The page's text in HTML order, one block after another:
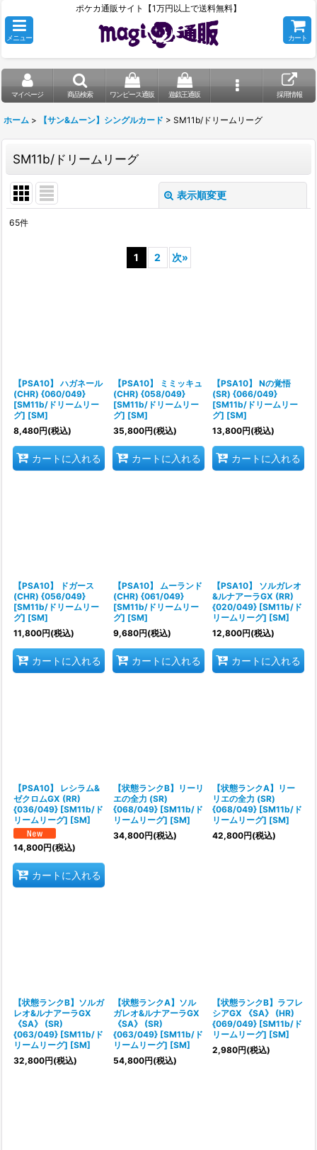
ポケカ通販サイト【1万円以上で送料無料】
メニュー カート
マイページ 商品検索 ワンピース通販 遊戯王通販 採用情報
ホーム > 【サン&ムーン】シングルカード > SM11b/ドリームリーグ
SM11b/ドリームリーグ
表示順変更
65件
1 2 次»
【PSA10】 ハガネール
(CHR) {060/049}
[SM11b/ドリームリー
グ] [SM]
8,480円(税込)
カートに入れる
【PSA10】 ミミッキュ
(CHR) {058/049}
[SM11b/ドリームリー
グ] [SM]
35,800円(税込)
カートに入れる
【PSA10】 Nの覚悟
(SR) {066/049}
[SM11b/ドリームリー
グ] [SM]
13,800円(税込)
カートに入れる
【PSA10】 ドガース
(CHR) {056/049}
[SM11b/ドリームリー
グ] [SM]
11,800円(税込)
カートに入れる
【PSA10】 ムーランド
(CHR) {061/049}
[SM11b/ドリームリー
グ] [SM]
9,680円(税込)
カートに入れる
【PSA10】 ソルガレオ
&ルナアーラGX (RR)
{020/049} [SM11b/ド
リームリーグ] [SM]
12,800円(税込)
カートに入れる
【PSA10】 レシラム&
ゼクロムGX (RR)
{036/049} [SM11b/ド
リームリーグ] [SM]
14,800円(税込)
カートに入れる
【状態ランクB】リーリ
エの全力 (SR)
{068/049} [SM11b/ド
リームリーグ] [SM]
34,800円(税込)
【状態ランクA】リー
リエの全力 (SR)
{068/049} [SM11b/ド
リームリーグ] [SM]
42,800円(税込)
【状態ランクB】ソルガ
レオ&ルナアーラGX
《SA》 (SR)
{063/049} [SM11b/ド
リームリーグ] [SM]
32,800円(税込)
【状態ランクA】ソル
ガレオ&ルナアーラGX
《SA》 (SR)
{063/049} [SM11b/ド
リームリーグ] [SM]
54,800円(税込)
【状態ランクB】ラフレ
シアGX 《SA》 (HR)
{069/049} [SM11b/ド
リームリーグ] [SM]
2,980円(税込)